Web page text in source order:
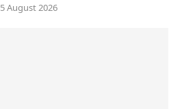
5 August 2026